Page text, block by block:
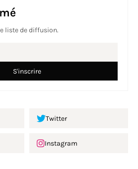
liste de diffusion.
Twitter
Instagram